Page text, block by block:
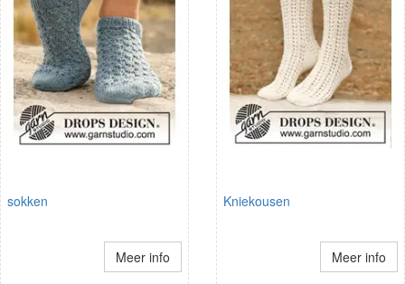
sokken
Meer info
Kniekousen
Meer info